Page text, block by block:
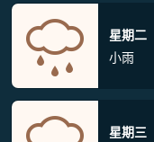
星期二
小雨
星期三